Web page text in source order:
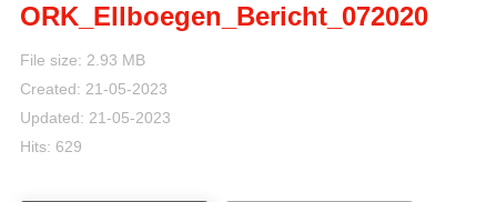
ORK_Ellboegen_Bericht_072020
File size: 2.93 MB
Created: 21-05-2023
Updated: 21-05-2023
Hits: 629